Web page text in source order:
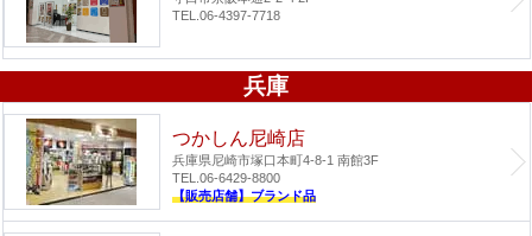
TEL.06-4397-7718
兵庫
つかしん尼崎店
兵庫県尼崎市塚口本町4-8-1 南館3F
TEL.06-6429-8800
【販売店舗】ブランド品